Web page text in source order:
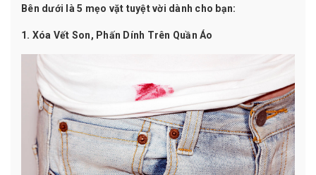
Bên dưới là 5 mẹo vặt tuyệt vời dành cho bạn:
1. Xóa Vết Son, Phấn Dính Trên Quần Áo